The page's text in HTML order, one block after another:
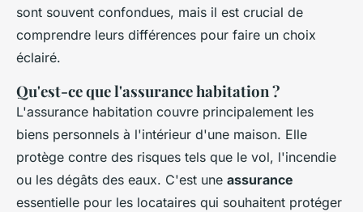
sont souvent confondues, mais il est crucial de
comprendre leurs différences pour faire un choix
éclairé.
Qu'est-ce que l'assurance habitation ?
L'assurance habitation couvre principalement les
biens personnels à l'intérieur d'une maison. Elle
protège contre des risques tels que le vol, l'incendie
ou les dégâts des eaux. C'est une assurance
essentielle pour les locataires qui souhaitent protéger